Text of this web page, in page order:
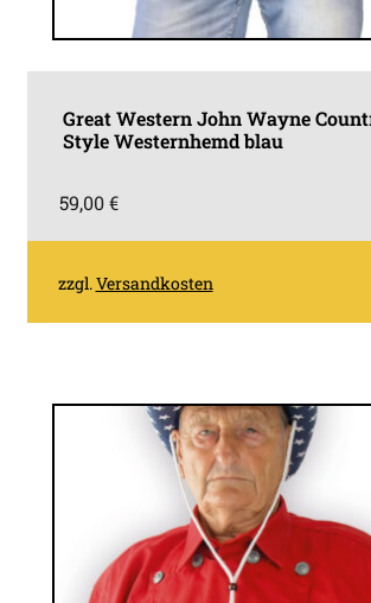
Great Western John Wayne
Style Westernhemd blau
59,00€
zzgl.VersandkostenDieses
Varianten
auf.
Die
Optionen
können
auf
der